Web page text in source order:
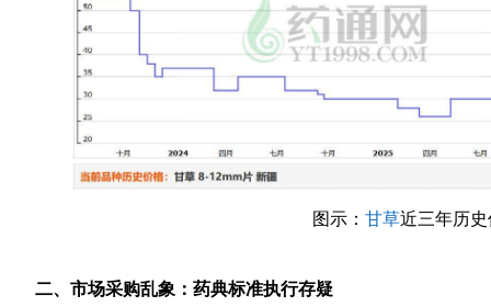
图示： 甘草近三年历
二、市场采购乱象：药典标准执行存疑